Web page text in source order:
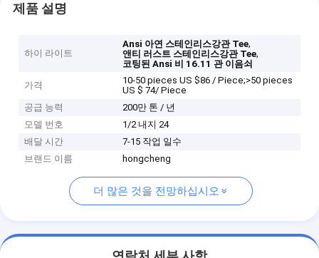
제품 설명
하이 라이트
Ansi 아연 스테인리스강관 Tee,
앤티 러스트 스테인리스강관 Tee,
코팅된 Ansi 비 16.11 관 이음쇠
가격
10-50 pieces US $86 / Piece;>50 pieces
US $ 74/ Piece
공급 능력
200만 톤 / 년
모델 번호
1/2 내지 24
배달 시간
7-15 작업 일수
브랜드 이름
hongcheng
더 많은 것을 전망하십시오